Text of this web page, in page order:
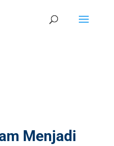
Menjadi